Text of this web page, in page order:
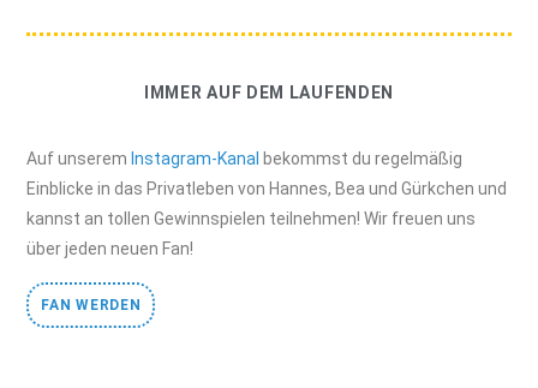
IMMER AUF DEM LAUFENDEN
Auf unserem Instagram-Kanal bekommst du regelmäßig
Einblicke in das Privatleben von Hannes, Bea und Gürkchen und
kannst an tollen Gewinnspielen teilnehmen! Wir freuen uns
über jeden neuen Fan!
FAN WERDEN